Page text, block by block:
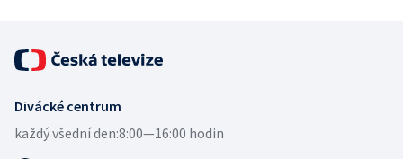
Divácké centrum
každý všední den:8:00—16:00 hodin